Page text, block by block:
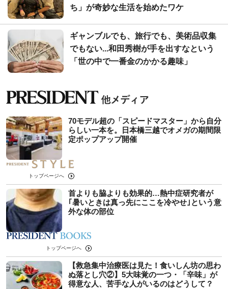
ち」が奇妙な生活を始めたワケ
ギャンブルでも、旅行でも、美術品収集
でもない...和田秀樹が手を出すなという
「世の中で一番金のかかる趣味」
70モデル超の「スピードマスター」から自分
らしい一本を。日本橋三越でオメガの期間限
定ポップアップ開催
トップページへ
首よりも脇よりも効果的…熱中症研究者が
｢暑いときは真っ先にここを冷やせ｣という意
外な体の部位
トップページへ
【救急集中治療医は見た！食いしん坊の思わ
ぬ落とし穴②】5大味覚の一つ・「辛味」が
得意な人、苦手な人がいるのはどうして？